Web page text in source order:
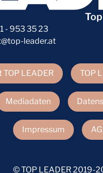
TOP LEADER TOP
Mediadaten
Impressum
- 953 35 23
leader.at
© TOP LEADER 2019-